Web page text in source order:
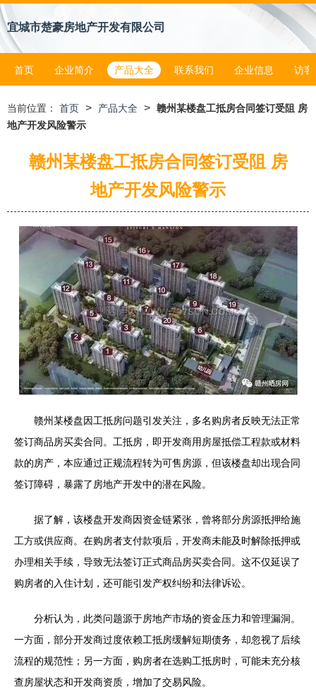
宜城市楚豪房地产开发有限公司
首页 企业简介 产品大全 联系我们 企业信息 访客
当前位置： 首页 > 产品大全 > 赣州某楼盘工抵房合同签订受阻 房
地产开发风险警示
赣州某楼盘工抵房合同签订受阻 房
地产开发风险警示
赣州某楼盘因工抵房问题引发关注，多名购房者反映无法正常
签订商品房买卖合同。工抵房，即开发商用房屋抵偿工程款或材料
款的房产，本应通过正规流程转为可售房源，但该楼盘却出现合同
签订障碍，暴露了房地产开发中的潜在风险。
据了解，该楼盘开发商因资金链紧张，曾将部分房源抵押给施
工方或供应商。在购房者支付款项后，开发商未能及时解除抵押或
办理相关手续，导致无法签订正式商品房买卖合同。这不仅延误了
购房者的入住计划，还可能引发产权纠纷和法律诉讼。
分析认为，此类问题源于房地产市场的资金压力和管理漏洞。
一方面，部分开发商过度依赖工抵房缓解短期债务，却忽视了后续
流程的规范性；另一方面，购房者在选购工抵房时，可能未充分核
查房屋状态和开发商资质，增加了交易风险。